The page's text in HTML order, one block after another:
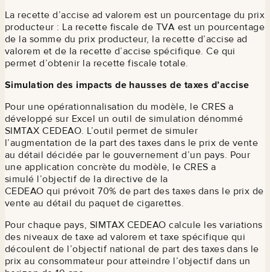
La recette d’accise ad valorem est un pourcentage du prix
producteur : La recette fiscale de TVA est un pourcentage
de la somme du prix producteur, la recette d’accise ad
valorem et de la recette d’accise spécifique. Ce qui
permet d’obtenir la recette fiscale totale.
Simulation des impacts de hausses de taxes d’accise
Pour une opérationnalisation du modèle, le CRES a
développé sur Excel un outil de simulation dénommé
SIMTAX CEDEAO. L’outil permet de simuler
l’augmentation de la part des taxes dans le prix de vente
au détail décidée par le gouvernement d’un pays. Pour
une application concrète du modèle, le CRES a
simulé l’objectif de la directive de la
CEDEAO qui prévoit 70% de part des taxes dans le prix de
vente au détail du paquet de cigarettes.
Pour chaque pays, SIMTAX CEDEAO calcule les variations
des niveaux de taxe ad valorem et taxe spécifique qui
découlent de l’objectif national de part des taxes dans le
prix au consommateur pour atteindre l’objectif dans un